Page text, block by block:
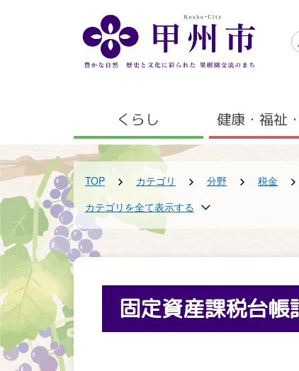
くらし 健康・福祉
TOP カテゴリ 分野 税金
カテゴリ
くらしの早わかり検索
税金
組織
税務課
カテゴリを全て表示する
固定資産課税台